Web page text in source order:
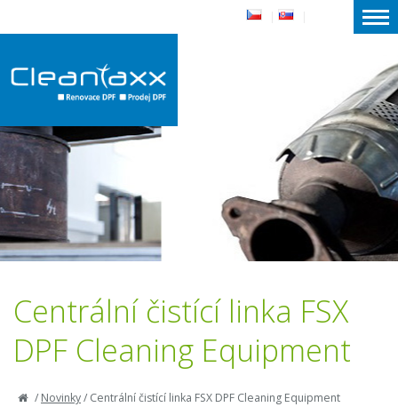
Centrální čistící linka FSX
DPF Cleaning Equipment
/Novinky/Centrální čistící linka FSX DPF Cleaning Equipment